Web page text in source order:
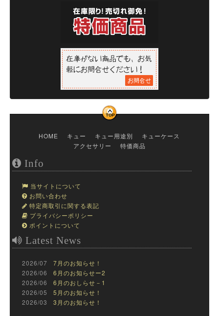
HOME キュー キュー用途別
キューケース
アクセサリー
特価商品
Info
当サイトについて
お問い合わせ
特定商取引に関する表記
プライバシーポリシー
ポイントについて
Latest News
2026/07 7月のお知らせ！
2026/06 6月のお知らせー2
2026/06 6月のおしらせ－1
2026/05 5月のお知らせ！
2026/03 3月のお知らせ！